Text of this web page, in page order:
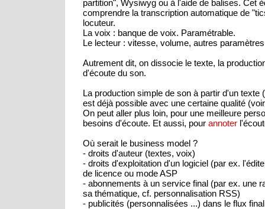
partition", Wysiwyg ou à l'aide de balises. Cet
comprendre la transcription automatique de
locuteur.
La voix : banque de voix. Paramétrable.
Le lecteur : vitesse, volume, autres
Autrement dit, on dissocie le texte, la
d'écoute du son.
La production simple de son à partir d'un texte
est déjà possible avec une certaine qualité
On peut aller plus loin, pour une meilleure
besoins d'écoute. Et aussi, pour annoter
Où serait le business model ?
- droits d'auteur (textes, voix)
- droits d'exploitation d'un logiciel (par ex.
de licence ou mode ASP
- abonnements à un service final (par ex. une
sa thématique, cf. personnalisation RSS)
- publicités (personnalisées ...) dans le flux